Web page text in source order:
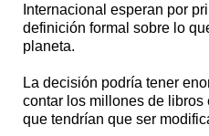
Internacional esperan por
definición formal sobre lo
planeta.
La decisión podría tener
contar los millones de
que tendrían que ser